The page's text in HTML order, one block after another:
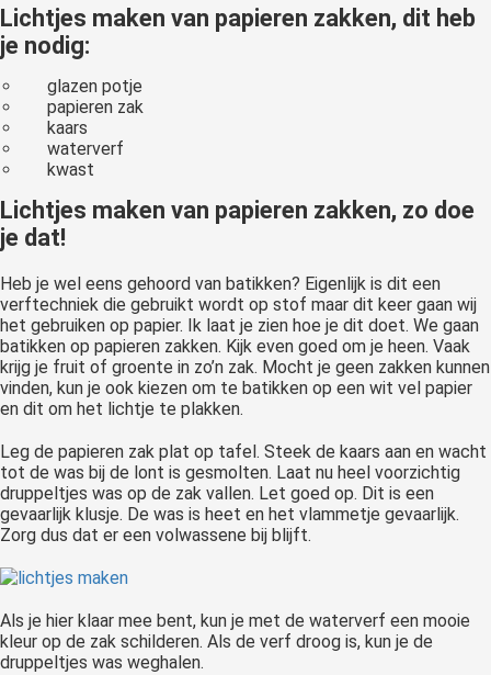
Lichtjes maken van papieren zakken, dit heb
je nodig:
glazen potje
papieren zak
kaars
waterverf
kwast
Lichtjes maken van papieren zakken, zo doe
je dat!
Heb je wel eens gehoord van batikken? Eigenlijk is dit een
verftechniek die gebruikt wordt op stof maar dit keer gaan wij
het gebruiken op papier. Ik laat je zien hoe je dit doet. We gaan
batikken op papieren zakken. Kijk even goed om je heen. Vaak
krijg je fruit of groente in zo’n zak. Mocht je geen zakken kunnen
vinden, kun je ook kiezen om te batikken op een wit vel papier
en dit om het lichtje te plakken.
Leg de papieren zak plat op tafel. Steek de kaars aan en wacht
tot de was bij de lont is gesmolten. Laat nu heel voorzichtig
druppeltjes was op de zak vallen. Let goed op. Dit is een
gevaarlijk klusje. De was is heet en het vlammetje gevaarlijk.
Zorg dus dat er een volwassene bij blijft.
Als je hier klaar mee bent, kun je met de waterverf een mooie
kleur op de zak schilderen. Als de verf droog is, kun je de
druppeltjes was weghalen.
van